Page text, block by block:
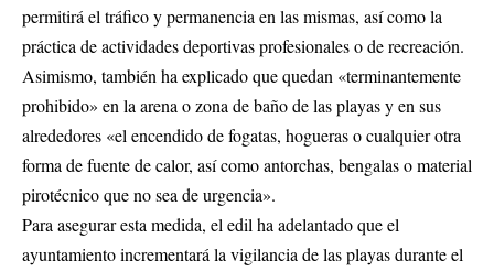
permitirá el tráfico y permanencia en las mismas, así como la
práctica de actividades deportivas profesionales o de recreación.
Asimismo, también ha explicado que quedan «terminantemente
prohibido» en la arena o zona de baño de las playas y en sus
alrededores «el encendido de fogatas, hogueras o cualquier otra
forma de fuente de calor, así como antorchas, bengalas o material
pirotécnico que no sea de urgencia».
Para asegurar esta medida, el edil ha adelantado que el
ayuntamiento incrementará la vigilancia de las playas durante el